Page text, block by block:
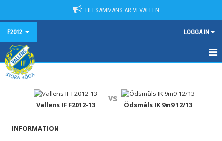
TILLSAMMANS ÄR VI VALLEN
F2012 LOGGA IN
HEM
MATCHER
Vallens IF F2012-13
vs
Ödsmåls IK 9m9 12/13
INFORMATION